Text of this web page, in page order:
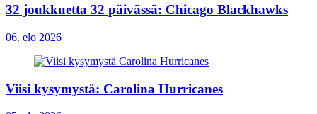
32 joukkuetta 32 päivässä: Chicago Blackhawks
06. elo 2026
Viisi kysymystä: Carolina Hurricanes